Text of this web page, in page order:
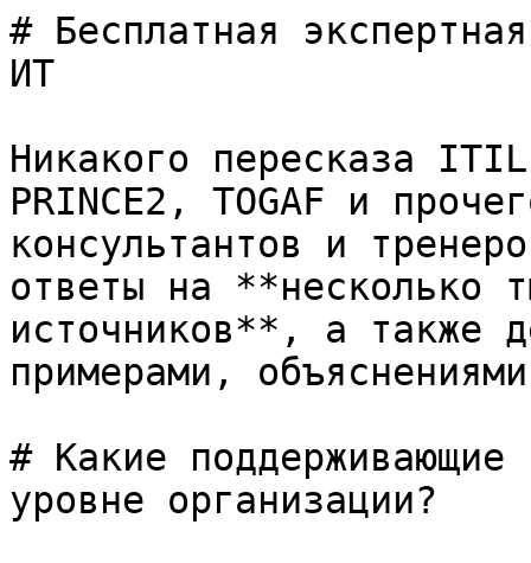
# Бесплатная
ИТ
Никакого пересказа
PRINCE2, TOGAF и
консультантов и
ответы на **несколько
источников**, а также
примерами,
# Какие поддерживающие
уровне организации?